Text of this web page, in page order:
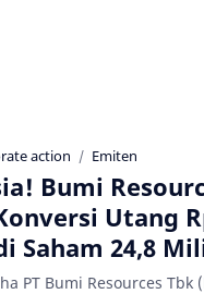
action Emiten
Bumi
Utang
Saham 24,8
PT Bumi Resources Tbk